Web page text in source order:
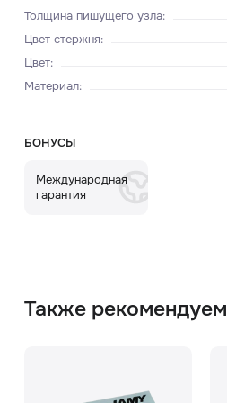
Толщина пишущего узла:
Цвет стержня:
Цвет:
Материал:
БОНУСЫ
Международная
гарантия
Также рекомендуем